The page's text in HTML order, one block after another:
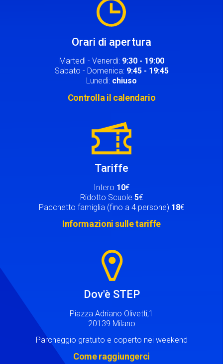
Orari di apertura
Martedì - Venerdì: 9:30 - 19:00
Sabato - Domenica: 9:45 - 19:45
Lunedì: chiuso
Controlla il calendario
Tariffe
Intero 10€
Ridotto Scuole 5€
Pacchetto famiglia (fino a 4 persone) 18€
Informazioni sulle tariffe
Dov'è STEP
Piazza Adriano Olivetti,1
20139 Milano
Parcheggio gratuito e coperto nei weekend
Come raggiungerci